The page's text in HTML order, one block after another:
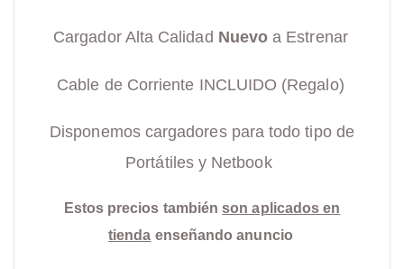
Cargador Alta Calidad Nuevo a Estrenar
Cable de Corriente INCLUIDO (Regalo)
Disponemos cargadores para todo tipo de
Portátiles y Netbook
Estos precios también son aplicados en
tienda enseñando anuncio